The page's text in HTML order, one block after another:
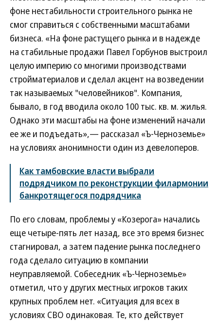
фоне нестабильности строительного рынка не
смог справиться с собственными масштабами
бизнеса. «На фоне растущего рынка и в надежде
на стабильные продажи Павел Горбунов выстроил
целую империю со многими производствами
стройматериалов и сделал акцент на возведении
так называемых "человейников". Компания,
бывало, в год вводила около 100 тыс. кв. м. жилья.
Однако эти масштабы на фоне изменений начали
ее же и подъедать»,— рассказал «Ъ-Черноземье»
на условиях анонимности один из девелоперов.
Как тамбовские власти выбрали
подрядчиком по реконструкции филармонии
банкротящегося подрядчика
По его словам, проблемы у «Козерога» начались
еще четыре-пять лет назад, все это время бизнес
стагнировал, а затем падение рынка последнего
года сделало ситуацию в компании
неуправляемой. Собеседник «Ъ-Черноземье»
отметил, что у других местных игроков таких
крупных проблем нет. «Ситуация для всех в
условиях СВО одинаковая. Те, кто действует